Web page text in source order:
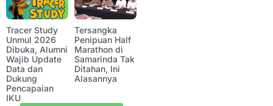
Tracer Study
Unmul 2026
Dibuka, Alumni
Wajib Update
Data dan
Dukung
Pencapaian
IKU
Tersangka
Penipuan Half
Marathon di
Samarinda Tak
Ditahan, Ini
Alasannya